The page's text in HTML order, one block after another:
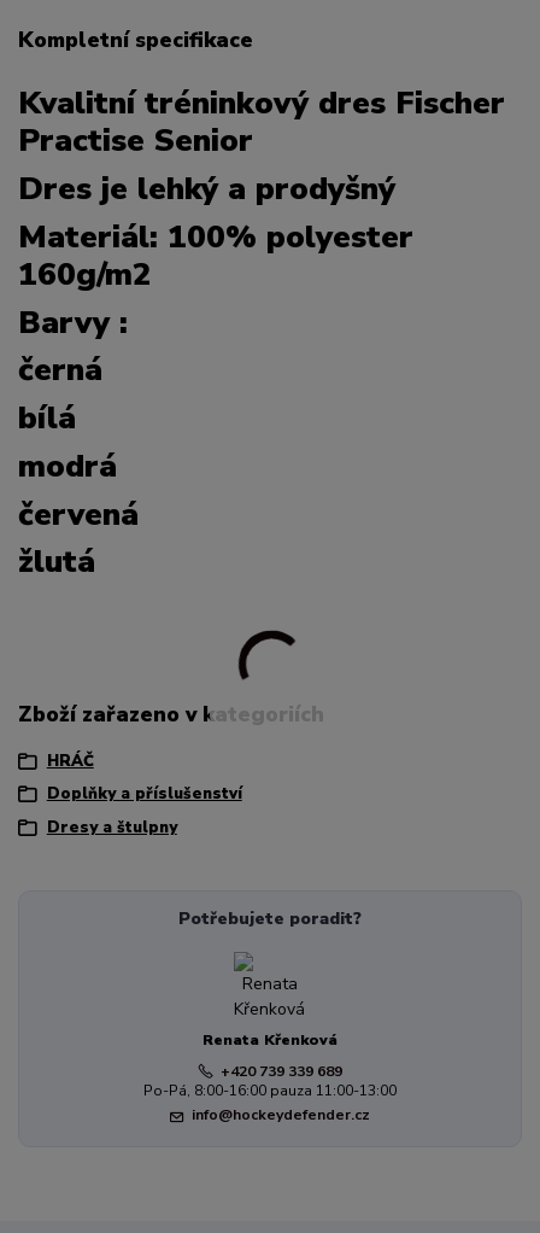
Kompletní specifikace
Kvalitní tréninkový dres Fischer
Practise Senior
Dres je lehký a prodyšný
Materiál: 100% polyester
160g/m2
Barvy :
černá
bílá
modrá
červená
žlutá
Zboží zařazeno v kategoriích
HRÁČ
Doplňky a příslušenství
Dresy a štulpny
Potřebujete poradit?
Renata Křenková
+420 739 339 689
Po-Pá, 8:00-16:00 pauza 11:00-13:00
info@hockeydefender.cz